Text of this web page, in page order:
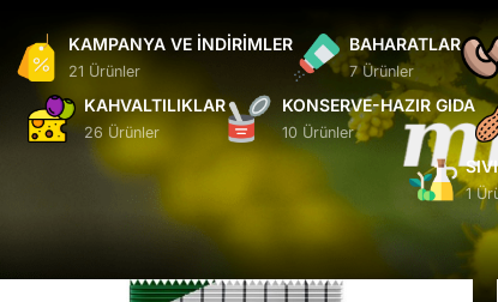
KAMPANYA VE İNDIRIMLER
21 Ürünler
BAHARATLAR
7 Ürünler
KAHVALTILIKLAR
26 Ürünler
KONSERVE-HAZIR GIDA
10 Ürünler
1